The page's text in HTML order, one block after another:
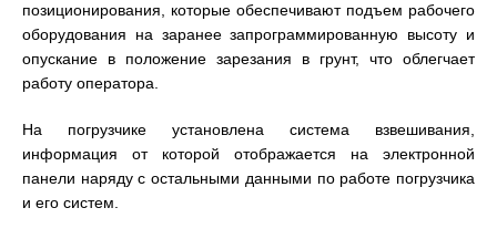
позиционирования, которые обеспечивают подъем рабочего
оборудования на заранее запрограммированную высоту и
опускание в положение зарезания в грунт, что облегчает
работу оператора.
На погрузчике установлена система взвешивания,
информация от которой отображается на электронной
панели наряду с остальными данными по работе погрузчика
и его систем.